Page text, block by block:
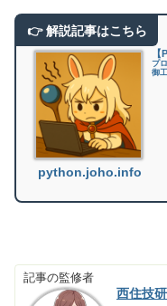
プ
御
python.joho.info
記事の監修者
西住技研